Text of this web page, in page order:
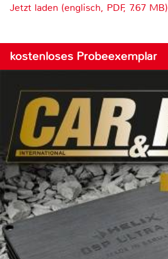
Jetzt laden (englisch, PDF, 7.67 MB)
kostenloses Probeexemplar